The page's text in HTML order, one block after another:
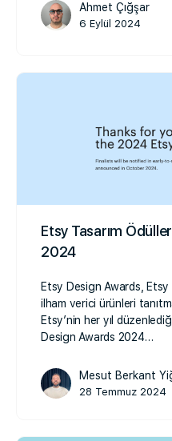
Ahmet Çığşar
6 Eylül 2024
Etsy Tasarım
2024
Etsy Design Awards,
ilham verici ürünleri
Etsy’nin her yıl
Design Awards 2024…
Mesut Berkant
28 Temmuz 2024